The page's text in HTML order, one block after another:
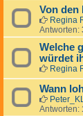
Von den
Regina
Antworten:
Welche
würdet
Regina
Wann
Antworten: